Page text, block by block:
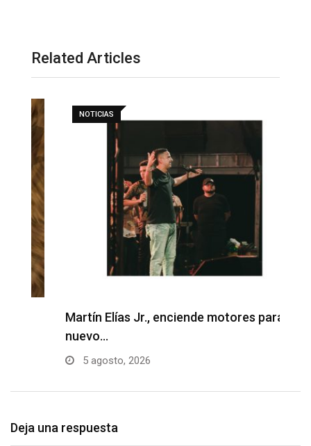
Related Articles
NOTICIAS
Martín Elías Jr., enciende motores para su
nuevo…
5 agosto, 2026
Deja una respuesta